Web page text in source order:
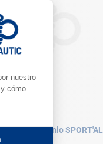
aluminio SPORT'AL